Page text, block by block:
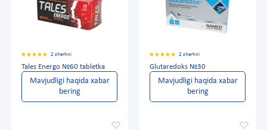
2 sharhni
Tales Energo №60 tabletka
Mavjudligi haqida xabar
bering
2 sharhni
Glutaredoks №30
Mavjudligi haqida xabar
bering